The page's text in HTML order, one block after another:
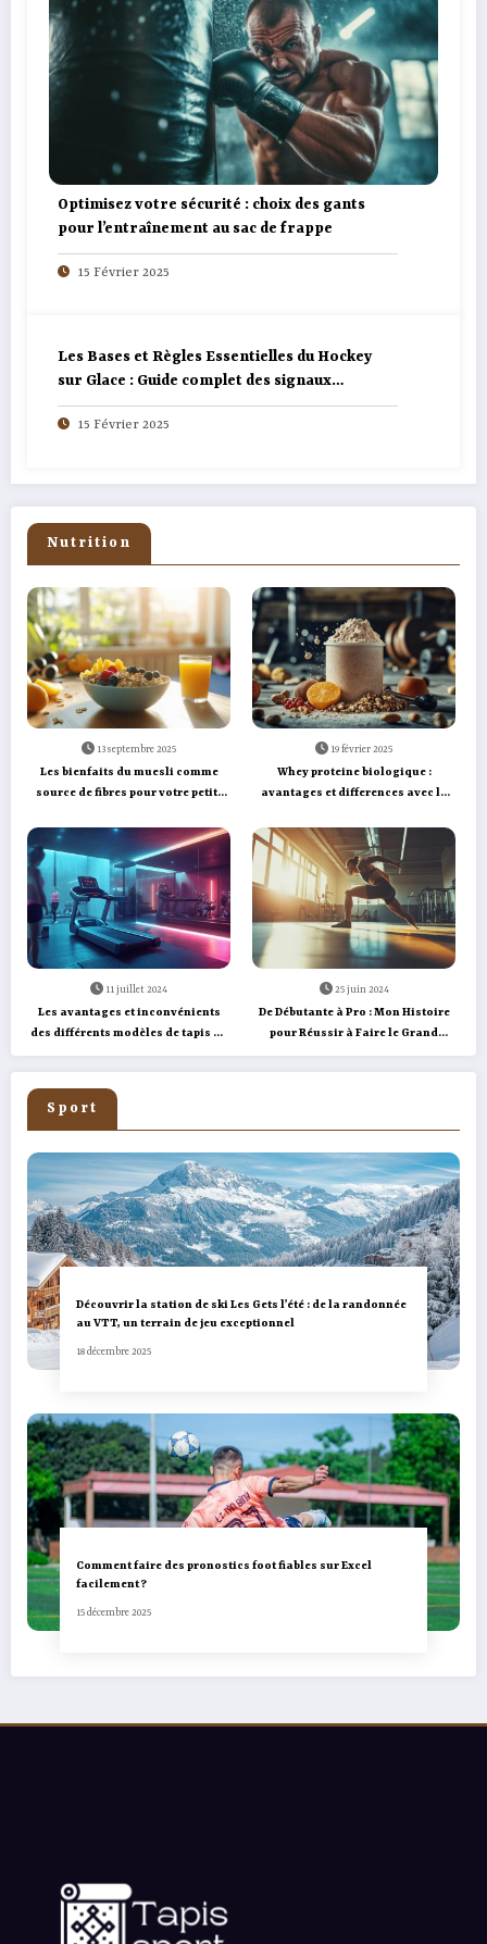
Nutrition
13 septembre 2025
Les bienfaits du muesli comme
source de fibres pour votre petit-
19 février 2025
Whey proteine biologique :
avantages et differences avec la
11 juillet 2024
Les avantages et inconvénients
des différents modèles de tapis de
course pliables
25 juin 2024
De Débutante à Pro : Mon Histoire
pour Réussir à Faire le Grand
Écart Latéral
Sport
Découvrir la station de ski Les Gets l’été : de la randonnée
au VTT, un terrain de jeu exceptionnel
18 décembre 2025
Comment faire des pronostics foot fiables sur Excel
facilement ?
15 décembre 2025
Optimisez votre sécurité : choix des gants
pour l’entraînement au sac de frappe
15 Février 2025
Les Bases et Règles Essentielles du Hockey
sur Glace : Guide complet des signaux
d’arbitrage
15 Février 2025